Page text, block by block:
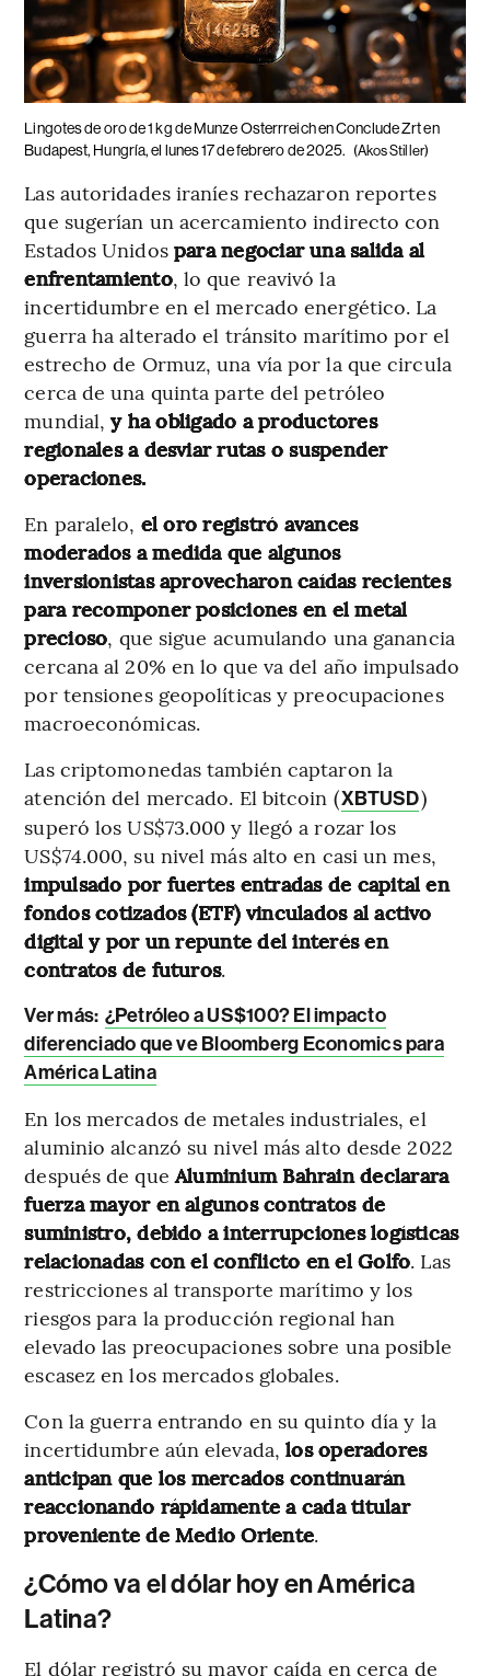
Lingotes de oro de 1 kg de Munze Osterrreich en Conclude Zrt en
Budapest, Hungría, el lunes 17 de febrero de 2025. (Akos Stiller)
Las autoridades iraníes rechazaron reportes
que sugerían un acercamiento indirecto con
Estados Unidos para negociar una salida al
enfrentamiento, lo que reavivó la
incertidumbre en el mercado energético. La
guerra ha alterado el tránsito marítimo por el
estrecho de Ormuz, una vía por la que circula
cerca de una quinta parte del petróleo
mundial,y ha obligado a productores
regionales a desviar rutas o suspender
operaciones.
En paralelo, el oro registró avances
moderados a medida que algunos
inversionistas aprovecharon caídas recientes
para recomponer posiciones en el metal
precioso, que sigue acumulando una ganancia
cercana al 20% en lo que va del año impulsado
por tensiones geopolíticas y preocupaciones
macroeconómicas.
Las criptomonedas también captaron la
atención del mercado. El bitcoin (XBTUSD)
superó los US$73.000 y llegó a rozar los
US$74.000, su nivel más alto en casi un mes,
impulsado por fuertes entradas de capital en
fondos cotizados (ETF) vinculados al activo
digital y por un repunte del interés en
contratos de futuros.
Ver más: ¿Petróleo a US$100? El impacto
diferenciado que ve Bloomberg Economics para
América Latina
En los mercados de metales industriales, el
aluminio alcanzó su nivel más alto desde 2022
después de queAluminium Bahrain declarara
fuerza mayor en algunos contratos de
suministro, debido a interrupciones logísticas
relacionadas con el conflicto en el Golfo. Las
restricciones al transporte marítimo y los
riesgos para la producción regional han
elevado las preocupaciones sobre una posible
escasez en los mercados globales.
Con la guerra entrando en su quinto día y la
incertidumbre aún elevada,los operadores
anticipan que los mercados continuarán
reaccionando rápidamente a cada titular
proveniente de Medio Oriente.
¿Cómo va el dólar hoy en América
Latina?
El dólar registró su mayor caída en cerca de